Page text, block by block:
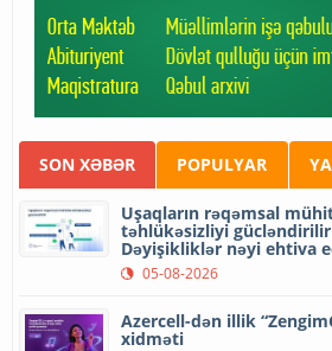
SON XƏBƏR POPULYAR
Uşaqların rəqəmsal
təhlükəsizliyi
Dəyişikliklər nəyi ehtiva
05-08-2026
Azercell-dən illik
xidməti